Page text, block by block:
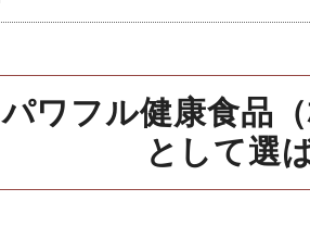
パワフル健康食品
として選